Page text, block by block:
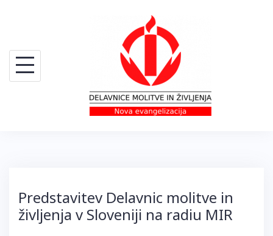
Predstavitev Delavnic molitve in
življenja v Sloveniji na radiu MIR